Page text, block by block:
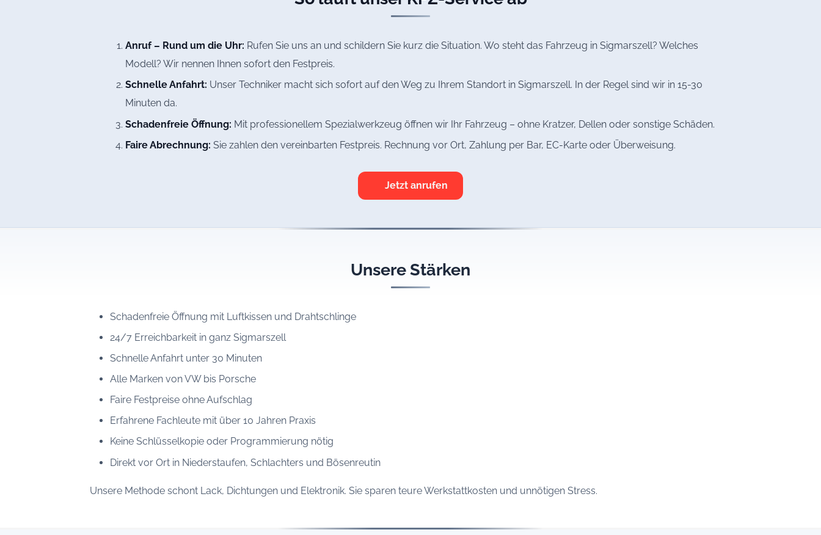
Anruf – Rund um die Uhr: Rufen Sie uns an und schildern Sie kurz die Situation. Wo steht das Fahrzeug in Sigmarszell? Welches
Modell? Wir nennen Ihnen sofort den Festpreis.
Schnelle Anfahrt: Unser Techniker macht sich sofort auf den Weg zu Ihrem Standort in Sigmarszell. In der Regel sind wir in 15-30
Minuten da.
Schadenfreie Öffnung: Mit professionellem Spezialwerkzeug öffnen wir Ihr Fahrzeug – ohne Kratzer, Dellen oder sonstige Schäden.
Faire Abrechnung: Sie zahlen den vereinbarten Festpreis. Rechnung vor Ort, Zahlung per Bar, EC-Karte oder Überweisung.
Jetzt anrufen
Unsere Stärken
Schadenfreie Öffnung mit Luftkissen und Drahtschlinge
24/7 Erreichbarkeit in ganz Sigmarszell
Schnelle Anfahrt unter 30 Minuten
Alle Marken von VW bis Porsche
Faire Festpreise ohne Aufschlag
Erfahrene Fachleute mit über 10 Jahren Praxis
Keine Schlüsselkopie oder Programmierung nötig
Direkt vor Ort in Niederstaufen, Schlachters und Bösenreutin
Unsere Methode schont Lack, Dichtungen und Elektronik. Sie sparen teure Werkstattkosten und unnötigen Stress.